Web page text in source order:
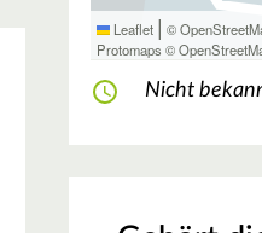
Leaflet | ©
Protomaps ©
Nicht